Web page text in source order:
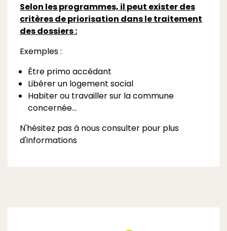
Selon les programmes, il peut exister des
critères depriorisation dans le traitement
des dossiers :
Exemples :
Être primo accédant
Libérer un logement social
Habiter ou travailler sur la commune
concernée…
N'hésitez pas à nous consulter pour plus
d'informations